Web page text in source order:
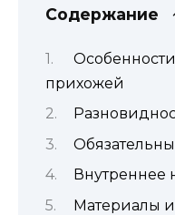
Содержание
прихожей
Внутреннее
Материалы